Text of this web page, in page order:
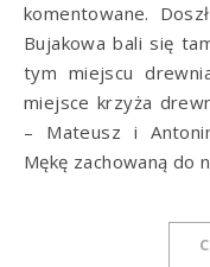
komentowane.
Bujakowa bali się
tym miejscu
miejsce krzyża
– Mateusz i
Mękę zachowaną do